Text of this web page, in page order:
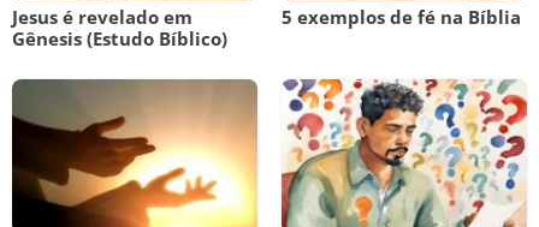
Jesus é revelado em
Gênesis (Estudo Bíblico)
5 exemplos de fé na Bíblia